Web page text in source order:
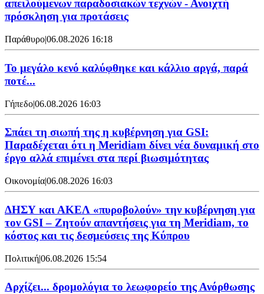
απειλούμενων παραδοσιακών τεχνών - Ανοιχτή
πρόσκληση για προτάσεις
Παράθυρο|06.08.2026 16:18
Το μεγάλο κενό καλύφθηκε και κάλλιο αργά, παρά
ποτέ...
Γήπεδο|06.08.2026 16:03
Σπάει τη σιωπή της η κυβέρνηση για GSI:
Παραδέχεται ότι η Meridiam δίνει νέα δυναμική στο
έργο αλλά επιμένει στα περί βιωσιμότητας
Οικονομία|06.08.2026 16:03
ΔΗΣΥ και ΑΚΕΛ «πυροβολούν» την κυβέρνηση για
τον GSI – Ζητούν απαντήσεις για τη Meridiam, το
κόστος και τις δεσμεύσεις της Κύπρου
Πολιτική|06.08.2026 15:54
Αρχίζει... δρομολόγια το λεωφορείο της Ανόρθωσης